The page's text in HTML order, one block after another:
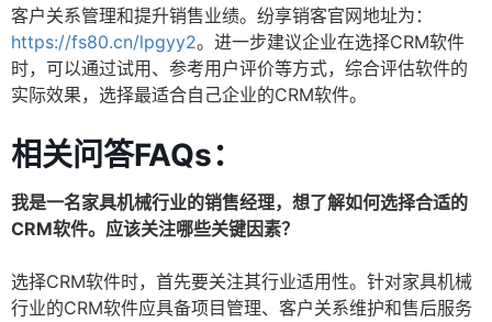
客户关系管理和提升销售业绩。纷享销客官网地址为：
https://fs80.cn/lpgyy2。进一步建议企业在选择CRM软件
时，可以通过试用、参考用户评价等方式，综合评估软件的
实际效果，选择最适合自己企业的CRM软件。
相关问答FAQs：
我是一名家具机械行业的销售经理，想了解如何选择合适的
CRM软件。应该关注哪些关键因素？
选择CRM软件时，首先要关注其行业适用性。针对家具机械
行业的CRM软件应具备项目管理、客户关系维护和售后服务